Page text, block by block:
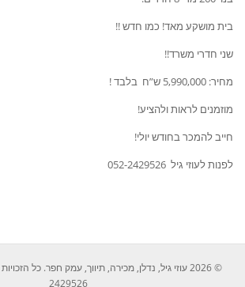
בית מושקע מאד! כמו חדש !!
שני חדרי משרד!!
מחיר: 5,990,000 ש”ח בלבד !
מוזמנים לראות ולהציע!
חייב להמכר בחודש יולי!
לפנות לעוזי גיל 052-2429526
2429526